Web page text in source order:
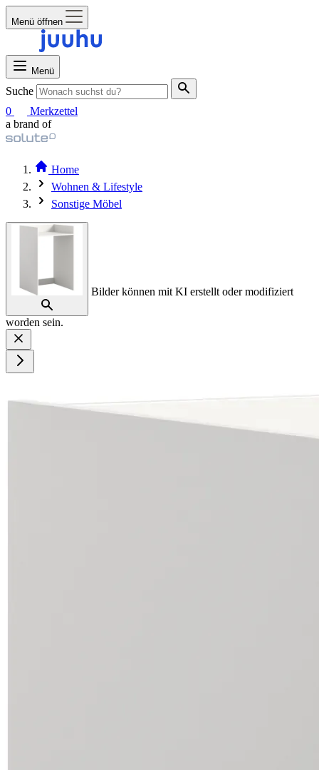
Menü öffnen
Menü
Suche
0
Merkzettel
a brand of
Home
Wohnen & Lifestyle
Sonstige Möbel
Bilder können mit KI erstellt oder modifiziert
worden sein.